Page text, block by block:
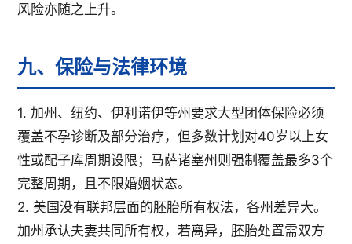
风险亦随之上升。
九、保险与法律环境
1. 加州、纽约、伊利诺伊等州要求大型团体保险必须
覆盖不孕诊断及部分治疗，但多数计划对40岁以上女
性或配子库周期设限；马萨诸塞州则强制覆盖最多3个
完整周期，且不限婚姻状态。
2. 美国没有联邦层面的胚胎所有权法，各州差异大。
加州承认夫妻共同所有权，若离异，胚胎处置需双方